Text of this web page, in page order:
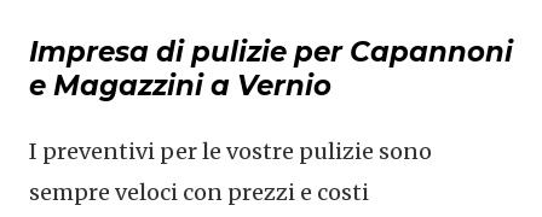
Impresa di pulizie per Capannoni
e Magazzini a Vernio
I preventivi per le vostre pulizie sono
sempre veloci con prezzi e costi